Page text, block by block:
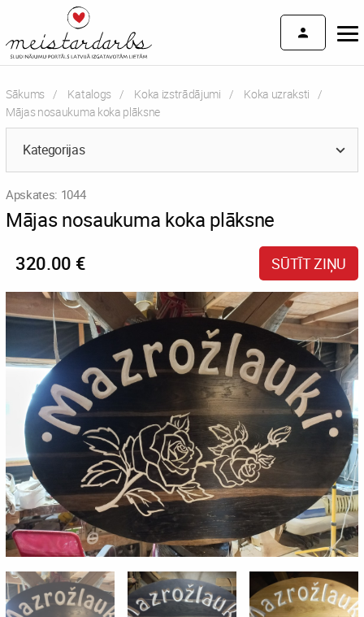
Sākums Katalogs Koka izstrādājumi
Koka uzraksti
Current:
Mājas nosaukuma koka plāksne
Kategorijas
Apskates: 1044
Mājas nosaukuma koka plāksne
320.00 € SŪTĪT ZIŅU